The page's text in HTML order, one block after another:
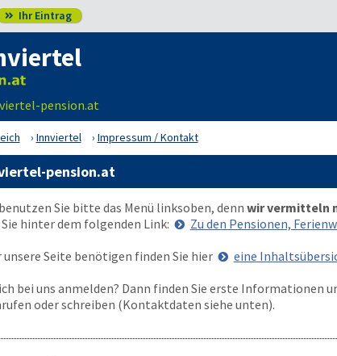
 Ihr Eintrag
pension.at
Innviertel Impressum / Kontakt
pension.at
Sie bitte das Menü linksoben, denn wir vermitteln
hinter dem folgenden Link:
Zu den Pensionen,
Seite benötigen finden Sie hier
eine
bei uns anmelden? Dann finden Sie erste Informationen
oder schreiben (Kontaktdaten siehe unten).